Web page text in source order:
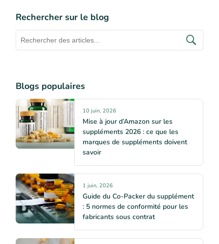
Rechercher sur le blog
Blogs populaires
10 juin, 2026
Mise à jour d’Amazon sur les
suppléments 2026 : ce que les
marques de suppléments doivent
savoir
1 juin, 2026
Guide du Co-Packer du supplément
: 5 normes de conformité pour les
fabricants sous contrat